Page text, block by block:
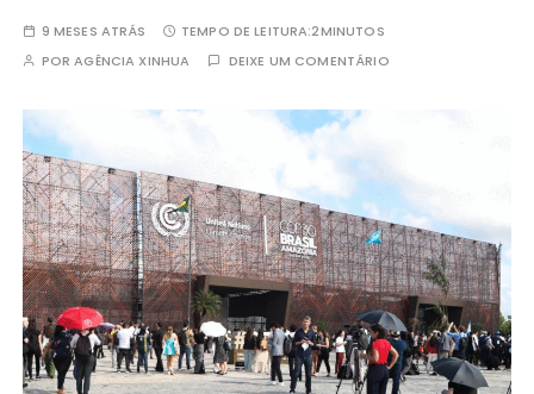
9 MESES ATRÁS TEMPO DE LEITURA:2MINUTOS
PORAGÊNCIA XINHUA DEIXE UM COMENTÁRIO